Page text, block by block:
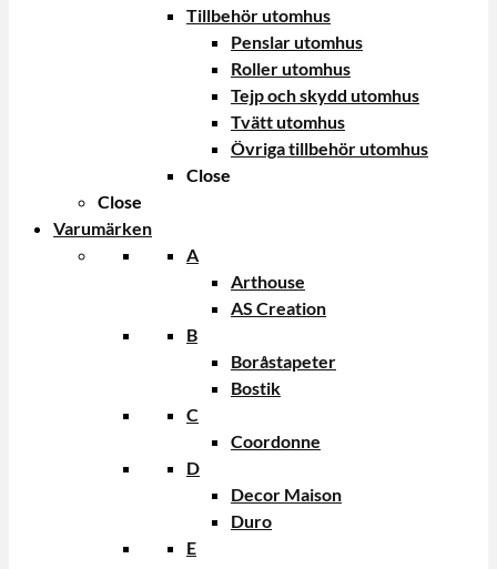
Tillbehör utomhus
Penslar utomhus
Roller utomhus
Tejp och skydd utomhus
Tvätt utomhus
Övriga tillbehör utomhus
Close
Close
Varumärken
A
Arthouse
AS Creation
B
Boråstapeter
Bostik
C
Coordonne
D
Decor Maison
Duro
E